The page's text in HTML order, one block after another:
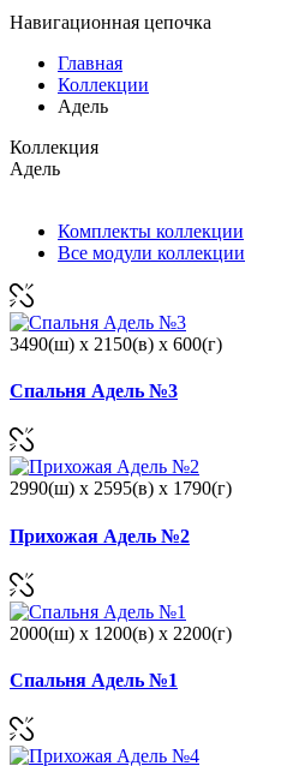
Навигационная цепочка
Главная
Коллекции
Адель
Коллекция
Адель
Комплекты коллекции
Все модули коллекции
3490(ш) x 2150(в) x 600(г)
Спальня Адель №3
2990(ш) x 2595(в) x 1790(г)
Прихожая Адель №2
2000(ш) x 1200(в) x 2200(г)
Спальня Адель №1